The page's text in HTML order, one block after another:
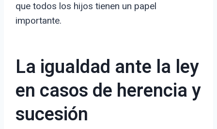
que todos los hijos tienen un papel
importante.
La igualdad ante la ley
en casos de herencia y
sucesión